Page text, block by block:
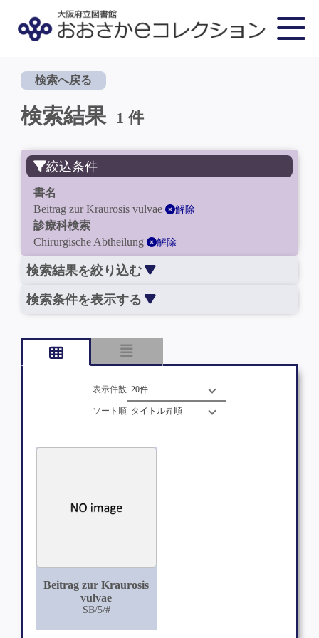
検索へ戻る
検索結果 1 件
絞込条件
書名
Beitrag zur Kraurosis vulvae
解除
診療科検索
Chirurgische Abtheilung
解除
検索結果を絞り込む
検索条件を表示する
表示件数
ソート順
Beitrag zur Kraurosis
vulvae
SB/5/#